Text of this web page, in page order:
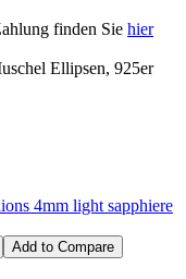
finden Sie hier
Ellipsen, 925er
Add to Compare